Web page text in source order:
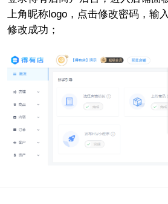
上角昵称logo，点击修改密码，输
修改成功；